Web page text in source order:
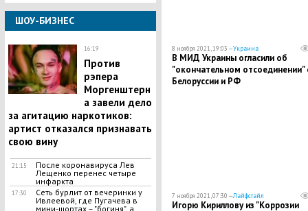
ШОУ-БИЗНЕС
16:19
Против
рэпера
Моргенштерн
а завели дело
за агитацию наркотиков:
артист отказался признавать
свою вину
21:15
После коронавируса Лев
Лещенко перенес четыре
инфаркта
17:30
Сеть бурлит от вечеринки у
Ивлеевой, где Пугачева в
мини-шортах – "богиня", а
8 ноября 2021, 19:03 —Украина
В МИД Украины огласили об
"окончательном отсоединении"
Белоруссии и РФ
7 ноября 2021, 07:30 —Лайфстайл
Игорю Кириллову из "Коррозии